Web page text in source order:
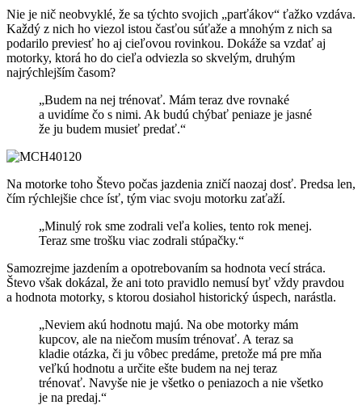
Nie je nič neobvyklé, že sa týchto svojich „parťákov“ ťažko vzdáva.
Každý z nich ho viezol istou časťou súťaže a mnohým z nich sa
podarilo previesť ho aj cieľovou rovinkou. Dokáže sa vzdať aj
motorky, ktorá ho do cieľa odviezla so skvelým, druhým
najrýchlejším časom?
„Budem na nej trénovať. Mám teraz dve rovnaké
a uvidíme čo s nimi. Ak budú chýbať peniaze je jasné
že ju budem musieť predať.“
Na motorke toho Števo počas jazdenia zničí naozaj dosť. Predsa len,
čím rýchlejšie chce ísť, tým viac svoju motorku zaťaží.
„Minulý rok sme zodrali veľa kolies, tento rok menej.
Teraz sme trošku viac zodrali stúpačky.“
Samozrejme jazdením a opotrebovaním sa hodnota vecí stráca.
Števo však dokázal, že ani toto pravidlo nemusí byť vždy pravdou
a hodnota motorky, s ktorou dosiahol historický úspech, narástla.
„Neviem akú hodnotu majú. Na obe motorky mám
kupcov, ale na niečom musím trénovať. A teraz sa
kladie otázka, či ju vôbec predáme, pretože má pre mňa
veľkú hodnotu a určite ešte budem na nej teraz
trénovať. Navyše nie je všetko o peniazoch a nie všetko
je na predaj.“